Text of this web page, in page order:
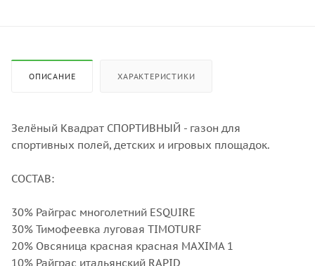
ОПИСАНИЕ ХАРАКТЕРИСТИКИ
Зелёный Квадрат СПОРТИВНЫЙ - газон для
спортивных полей, детских и игровых площадок.
СОСТАВ:
30% Райграс многолетний ESQUIRE
30% Тимофеевка луговая TIMOTURF
20% Овсяница красная красная MAXIMA 1
10% Райграс итальянский RAPID